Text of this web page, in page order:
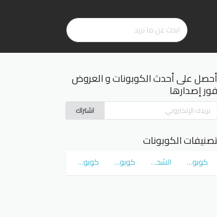
أحصل على أحدث الكوبونات و العروض
فور إصدارها
اشتراك
تصنيفات الكوبونات
كوبونات و عروض سوق كوم الشحن المجاني كوبونات و عروض نمشي Namshi كوبونات و عروض نون Noon